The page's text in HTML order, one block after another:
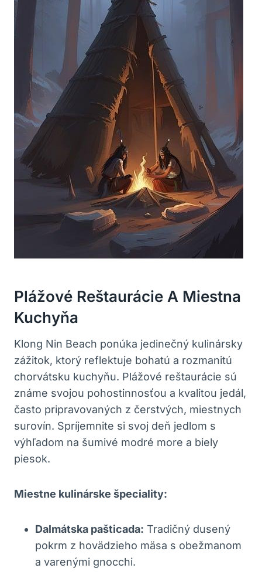
Plážové Reštaurácie A Miestna
Kuchyňa
Klong Nin Beach ponúka jedinečný kulinársky
zážitok, ktorý reflektuje bohatú a rozmanitú
chorvátsku kuchyňu. Plážové reštaurácie sú
známe svojou pohostinnosťou a kvalitou jedál,
často pripravovaných z čerstvých, miestnych
surovín. Spríjemnite si svoj deň jedlom s
výhľadom na šumivé modré more a biely
piesok.
Miestne kulinárske špeciality:
Dalmátska pašticada: Tradičný dusený
pokrm z hovädzieho mäsa s obežmanom
a varenými gnocchi.